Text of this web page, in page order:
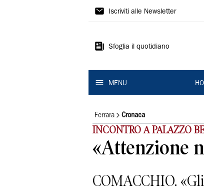
La
Ferrara
Iscriviti alle Newsletter
Sfoglia il quotidiano
MENU
Ferrara Cronaca
INCONTRO A PALAZZO
«Attenzione
COMACCHIO.